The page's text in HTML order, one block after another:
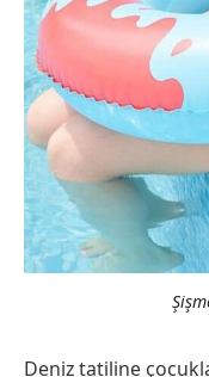
Deniz tatiline